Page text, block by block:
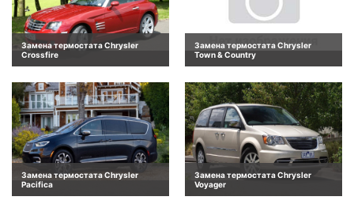
Замена термостата Chrysler
Crossfire
Замена термостата Chrysler
Town & Country
Замена термостата Chrysler
Pacifica
Замена термостата Chrysler
Voyager